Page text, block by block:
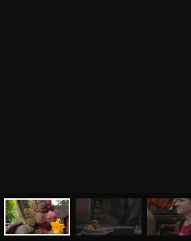
МЕНЮ О НАС МАГАЗИН